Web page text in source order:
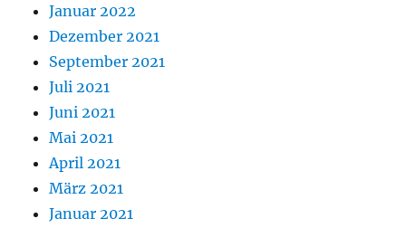
Januar 2022
Dezember 2021
September 2021
Juli 2021
Juni 2021
Mai 2021
April 2021
März 2021
Januar 2021